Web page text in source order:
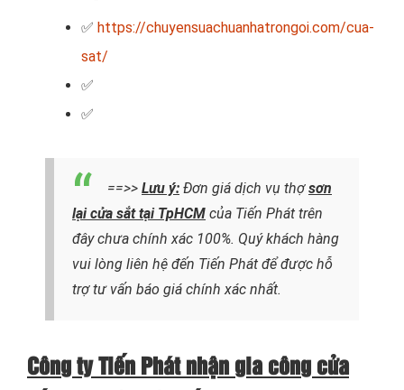
✅ https://chuyensuachuanhatrongoi.com/cua-
sat/
✅
✅
==>> Lưu ý: Đơn giá dịch vụ thợsơn
lại cửa sắt tại TpHCM của Tiến Phát trên
đây chưa chính xác 100%. Quý khách hàng
vui lòng liên hệ đến Tiến Phát để được hỗ
trợ tư vấn báo giá chính xác nhất.
Công ty Tiến Phát nhận gia công cửa